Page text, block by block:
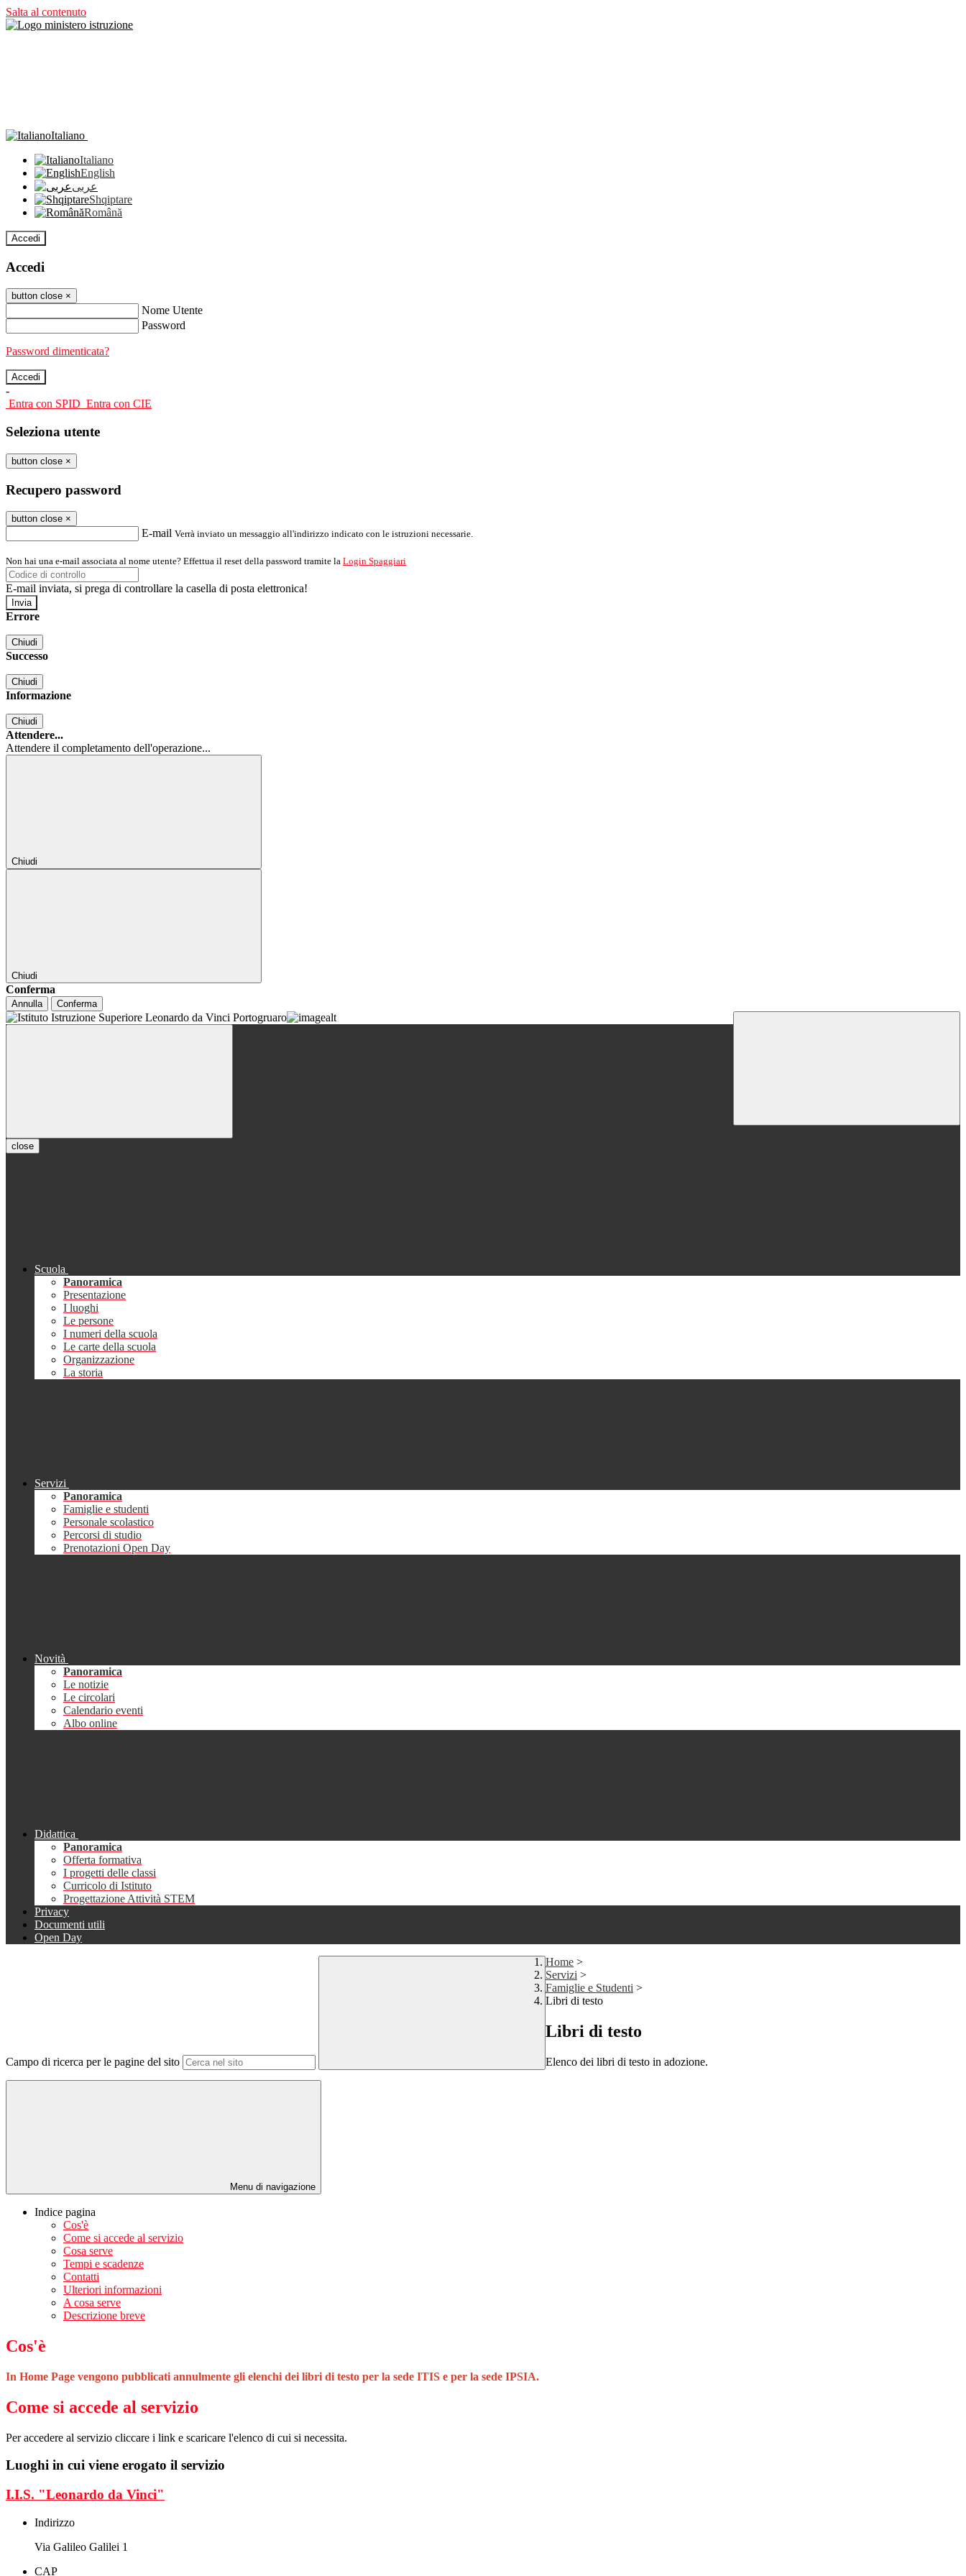
Salta al contenuto
Italiano
Italiano
English
عربى
Shqiptare
Română
Accedi
Accedi
button close ×
Nome Utente
Password
Password dimenticata?
-
Entra con SPID Entra con CIE
Seleziona utente
button close ×
Recupero password
button close ×
E-mail Verrà inviato un messaggio all'indirizzo indicato con le istruzioni necessarie.
Non hai una e-mail associata al nome utente? Effettua il reset della password tramite la Login Spaggiari
E-mail inviata, si prega di controllare la casella di posta elettronica!
Errore
Chiudi
Successo
Chiudi
Informazione
Chiudi
Attendere...
Attendere il completamento dell'operazione...
Chiudi
Chiudi
Conferma
Annulla Conferma
close
Scuola
Panoramica
Presentazione
I luoghi
Le persone
I numeri della scuola
Le carte della scuola
Organizzazione
La storia
Servizi
Panoramica
Famiglie e studenti
Personale scolastico
Percorsi di studio
Prenotazioni Open Day
Novità
Panoramica
Le notizie
Le circolari
Calendario eventi
Albo online
Didattica
Panoramica
Offerta formativa
I progetti delle classi
Curricolo di Istituto
Progettazione Attività STEM
Privacy
Documenti utili
Open Day
Campo di ricerca per le pagine del sito
Home >
Servizi >
Famiglie e Studenti >
Libri di testo
Libri di testo
Elenco dei libri di testo in adozione.
Menu di navigazione
Indice pagina
Cos'è
Come si accede al servizio
Cosa serve
Tempi e scadenze
Contatti
Ulteriori informazioni
A cosa serve
Descrizione breve
Cos'è
In Home Page vengono pubblicati annulmente gli elenchi dei libri di testo per la sede ITIS e per la sede IPSIA.
Come si accede al servizio
Per accedere al servizio cliccare i link e scaricare l'elenco di cui si necessita.
Luoghi in cui viene erogato il servizio
I.I.S. "Leonardo da Vinci"
Indirizzo
Via Galileo Galilei 1
CAP